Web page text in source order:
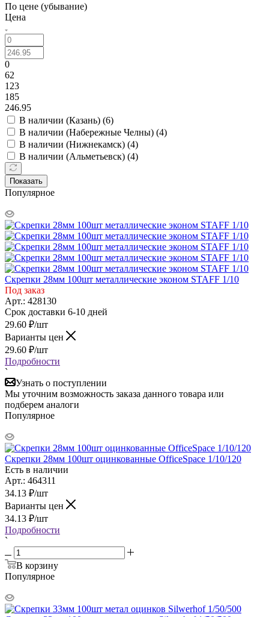
По цене (убывание)
Цена
0
62
123
185
246.95
В наличии (Казань) (6)
В наличии (Набережные Челны) (4)
В наличии (Нижнекамск) (4)
В наличии (Альметьевск) (4)
Показать
Популярное
Скрепки 28мм 100шт металлические эконом STAFF 1/10
Под заказ
Арт.: 428130
Срок доставки 6-10 дней
29.60 ₽/шт
Варианты цен
29.60 ₽/шт
Подробности
`
Узнать о поступлении
Мы уточним возможность заказа данного товара или
подберем аналоги
Популярное
Скрепки 28мм 100шт оцинкованные OfficeSpace 1/10/120
Есть в наличии
Арт.: 464311
34.13 ₽/шт
Варианты цен
34.13 ₽/шт
Подробности
`
В корзину
Популярное